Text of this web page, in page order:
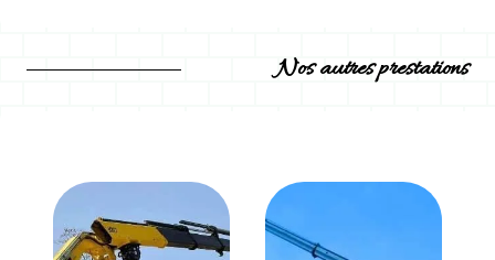
Nos autres prestations